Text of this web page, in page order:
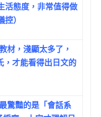
活態度，非常值得做
）
材，淺顯太多了，
，才能看得出日文的
驚豔的是「會話系